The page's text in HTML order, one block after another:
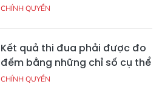
CHÍNH QUYỀN
Kết quả thi đua phải được đo
đếm bằng những chỉ số cụ thể
CHÍNH QUYỀN